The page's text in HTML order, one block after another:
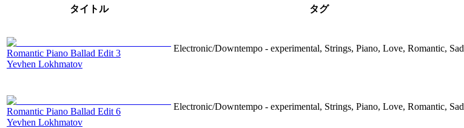
タイトル タグ
Romantic Piano Ballad Edit 3
Yevhen Lokhmatov
Electronic/Downtempo - experimental, Strings, Piano, Love, Romantic, Sad
Romantic Piano Ballad Edit 6
Yevhen Lokhmatov
Electronic/Downtempo - experimental, Strings, Piano, Love, Romantic, Sad